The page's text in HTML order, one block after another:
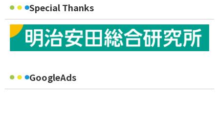
Special Thanks
GoogleAds